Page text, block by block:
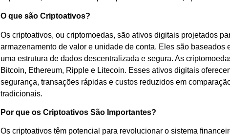
O que são Criptoativos?
Os criptoativos, ou criptomoedas, são ativos digitais projetados
armazenamento de valor e unidade de conta. Eles são baseados
uma estrutura de dados descentralizada e segura. As
Bitcoin, Ethereum, Ripple e Litecoin. Esses ativos digitais
segurança, transações rápidas e custos reduzidos em
tradicionais.
Por que os Criptoativos São Importantes?
Os criptoativos têm potencial para revolucionar o sistema